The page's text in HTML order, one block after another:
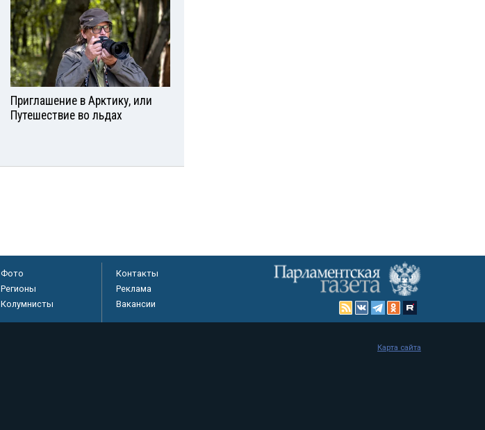
Приглашение в Арктику, или
Путешествие во льдах
Фото
Регионы
Колумнисты
Контакты
Реклама
Вакансии
Карта сайта